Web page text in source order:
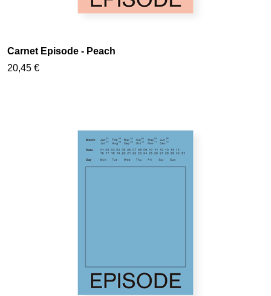
Carnet Episode - Peach
20,45 €